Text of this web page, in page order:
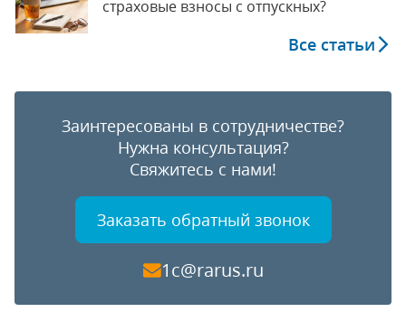
страховые взносы с отпускных?
Все статьи
Заинтересованы в сотрудничестве?
Нужна консультация?
Свяжитесь с нами!
Заказать обратный звонок
1c@rarus.ru